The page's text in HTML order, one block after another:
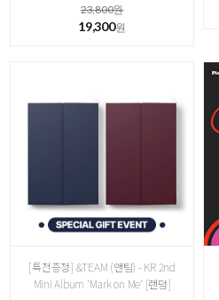
23,800원
19,300원
[특전증정] &TEAM (앤팀) - KR 2nd
Mini Album 'Mark on Me' [랜덤]